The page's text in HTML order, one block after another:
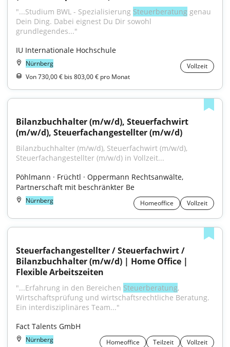
"...Studium BWL - Spezialisierung Steuerberatung genau
Dein Ding. Dabei eignest Du Dir sowohl
grundlegendes..."
IU Internationale Hochschule
Nürnberg
Vollzeit
Von 730,00 € bis 803,00 € pro Monat
Bilanzbuchhalter (m/w/d), Steuerfachwirt
(m/w/d), Steuerfachangestellter (m/w/d)
Bilanzbuchhalter (m/w/d), Steuerfachwirt (m/w/d),
Steuerfachangestellter (m/w/d) in Vollzeit...
Pöhlmann · Früchtl · Oppermann Rechtsanwälte,
Partnerschaft mit beschränkter Be
Nürnberg Homeoffice Vollzeit
Steuerfachangestellter / Steuerfachwirt /
Bilanzbuchhalter (m/w/d) | Home Office |
Flexible Arbeitszeiten
"...Erfahrung in den Bereichen Steuerberatung,
Wirtschaftsprüfung und wirtschaftsrechtliche Beratung.
Ein interdisziplinäres Team..."
Fact Talents GmbH
Nürnberg Homeoffice Teilzeit Vollzeit